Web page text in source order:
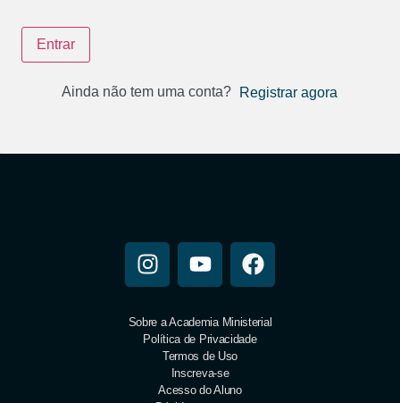
Entrar
Ainda não tem uma conta? Registrar agora
Sobre a Academia Ministerial
Política de Privacidade
Termos de Uso
Inscreva-se
Acesso do Aluno